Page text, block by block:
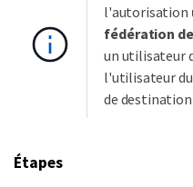
l'autorisation
fédération
un utilisateur
l'utilisateur
de
Étapes